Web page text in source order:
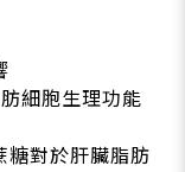
細胞生理功能
糖對於肝臟脂肪